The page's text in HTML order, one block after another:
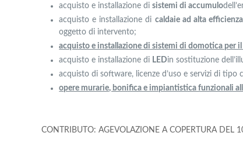
acquisto e installazione disistemi di accumulo
acquisto e installazione di caldaie ad alta
oggetto di intervento;
acquisto e installazione di sistemi di domotica per
acquisto e installazione di LEDin sostituzione
acquisto di software, licenze d’uso e servizi di tipo
opere murarie, bonifica e impiantistica funzionali
CONTRIBUTO: AGEVOLAZIONE A COPERTURA DEL